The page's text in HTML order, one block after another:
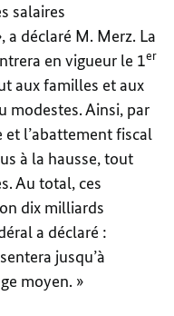
salaires
a déclaré M. Merz. La
en vigueur le 1er
aux familles et aux
modestes. Ainsi, par
et l’abattement fiscal
à la hausse, tout
Au total, ces
dix milliards
a déclaré :
jusqu’à
moyen. »